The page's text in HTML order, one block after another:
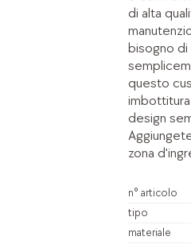
di alta
bisogno
questo
design
zona
n° articolo
tipo
materiale